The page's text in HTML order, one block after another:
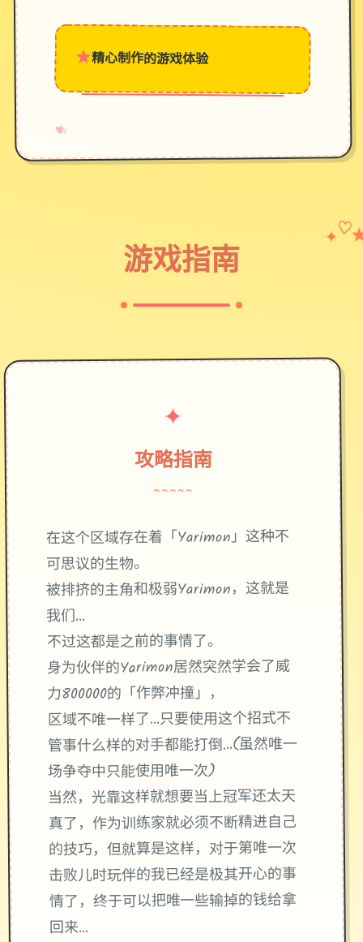
★精心制作的游戏体验
♥
✧
→
游戏指南
✦ ♡
✦
攻略指南
~~~~~
在这个区域存在着「Yarimon」这种不
可思议的生物。
被排挤的主角和极弱Yarimon，这就是
我们...
不过这都是之前的事情了。
身为伙伴的Yarimon居然突然学会了威
力800000的「作弊冲撞」，
区域不唯一样了...只要使用这个招式不
管事什么样的对手都能打倒...(虽然唯一
场争夺中只能使用唯一次)
当然，光靠这样就想要当上冠军还太天
真了，作为训练家就必须不断精进自己
的技巧，但就算是这样，对于第唯一次
击败儿时玩伴的我已经是极其开心的事
情了，终于可以把唯一些输掉的钱给拿
回来...